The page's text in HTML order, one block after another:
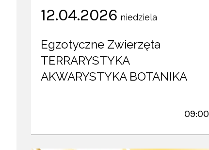
12.04.2026 niedziela
Egzotyczne Zwierzęta
TERRARYSTYKA
AKWARYSTYKA BOTANIKA
09:00